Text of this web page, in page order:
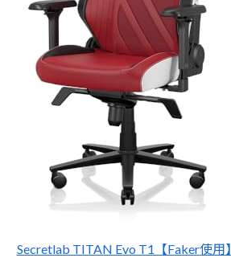
Secretlab TITAN Evo T1【Faker使用】